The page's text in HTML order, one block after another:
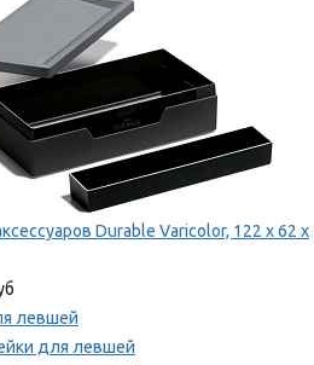
Durable Varicolor, 122 x 62 x
левшей
для левшей